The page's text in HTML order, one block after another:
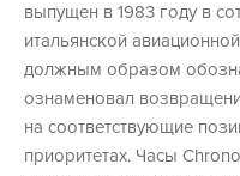
выпущен в 1983 году в
итальянской
должным образом
ознаменовал
на соответствующие
приоритетах. Часы